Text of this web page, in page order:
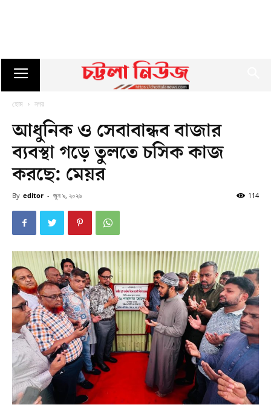
হোম নগর
আধুনিক ও সেবাবান্ধব বাজার
ব্যবস্থা গড়ে তুলতে চসিক কাজ
করছে: মেয়র
By editor - জুন ৯, ২০২৬ 114